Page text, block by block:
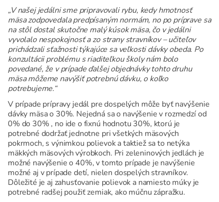
„V našej jedálni sme pripravovali rybu, kedy hmotnosť
mäsa zodpovedala predpísaným normám, no po príprave sa
na stôl dostal skutočne malý kúsok mäsa, čo v jedálni
vyvolalo nespokojnosť a zo strany stravníkov – učiteľov
prichádzali sťažnosti týkajúce sa veľkosti dávky obeda. Po
konzultácii problému s riaditeľkou školy nám bolo
povedané, že v prípade ďalšej objednávky tohto druhu
mäsa môžeme navýšiť potrebnú dávku, o koľko
potrebujeme.“
V prípade prípravy jedál pre dospelých môže byť navýšenie
dávky mäsa o 30%. Nejedná sa o navýšenie v rozmedzí od
0% do 30% , no ide o fixnú hodnotu 30%, ktorú je
potrebné dodržať jednotne pri všetkých mäsových
pokrmoch, s výnimkou polievok a taktiež sa to netýka
mäkkých mäsových výrobkoch. Pri zeleninových jedlách je
možné navýšenie o 40%, v tomto prípade je navýšenie
možné aj v prípade detí, nielen dospelých stravníkov.
Dôležité je aj zahusťovanie polievok a namiesto múky je
potrebné radšej použiť zemiak, ako múčnu zápražku.